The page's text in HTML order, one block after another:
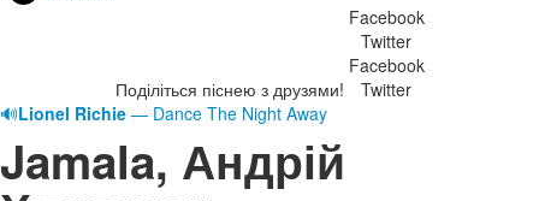
Поділіться піснею з друзями!
Facebook
Twitter
Facebook
Twitter
🔊Lionel Richie — Dance The Night Away
Jamala, Андрій